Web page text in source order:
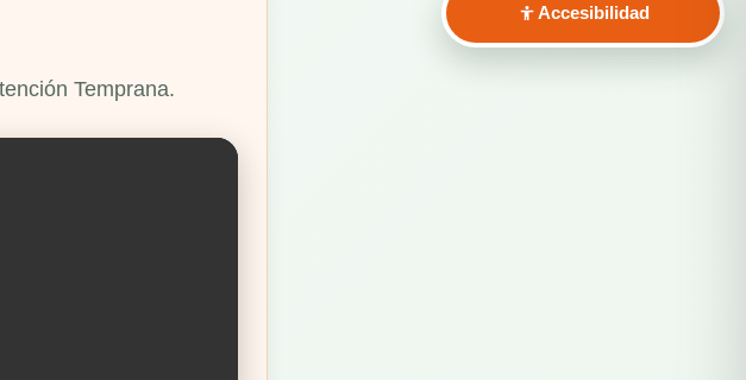
Temprana.
Accesibilidad